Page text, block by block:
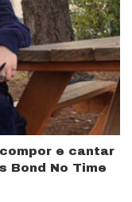
e cantar
Bond No Time